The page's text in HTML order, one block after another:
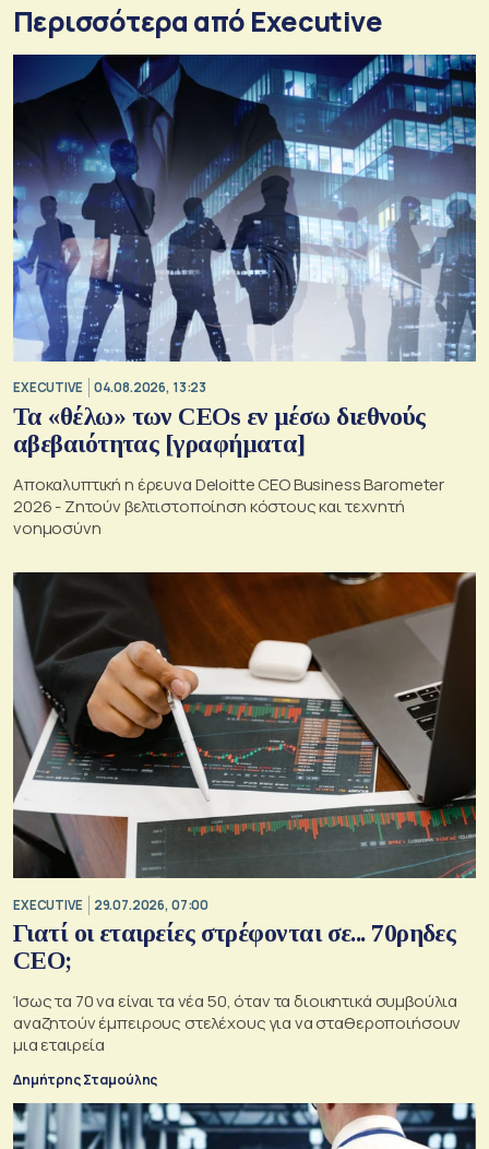
Περισσότερα από Executive
EXECUTIVE 04.08.2026, 13:23
Τα «θέλω» των CEOs εν μέσω διεθνούς
αβεβαιότητας [γραφήματα]
Αποκαλυπτική η έρευνα Deloitte CEO Business Barometer
2026 - Ζητούν βελτιστοποίηση κόστους και τεχνητή
νοημοσύνη
EXECUTIVE 29.07.2026, 07:00
Γιατί οι εταιρείες στρέφονται σε... 70ρηδες
CEO;
Ίσως τα 70 να είναι τα νέα 50, όταν τα διοικητικά συμβούλια
αναζητούν έμπειρους στελέχους για να σταθεροποιήσουν
μια εταιρεία
Δημήτρης Σταμούλης